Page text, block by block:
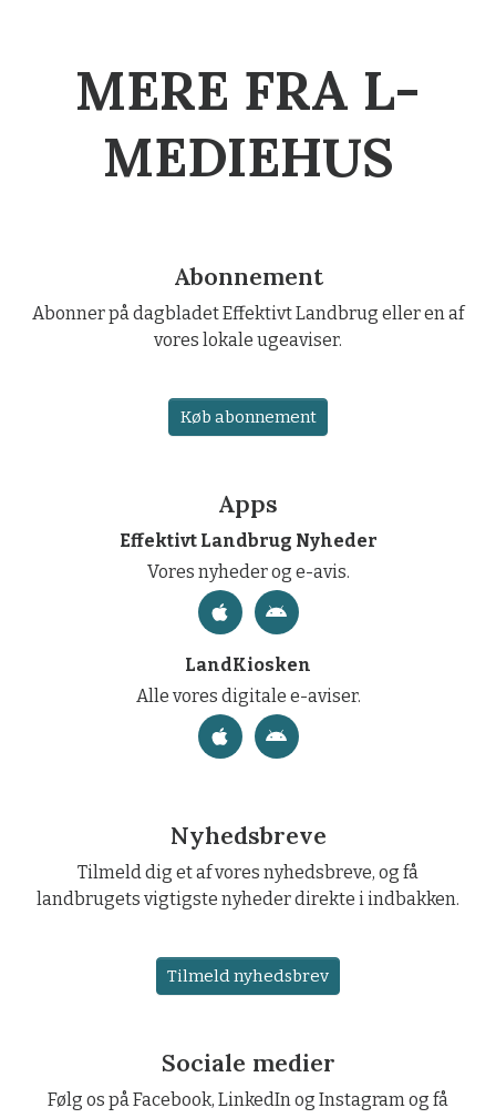
MERE FRA L-
MEDIEHUS
Abonnement
Abonner på dagbladet Effektivt Landbrug eller en af
vores lokale ugeaviser.
Køb abonnement
Apps
Effektivt Landbrug Nyheder
Vores nyheder og e-avis.
LandKiosken
Alle vores digitale e-aviser.
Nyhedsbreve
Tilmeld dig et af vores nyhedsbreve, og få
landbrugets vigtigste nyheder direkte i indbakken.
Tilmeld nyhedsbrev
Sociale medier
Følg os på Facebook, LinkedIn og Instagram og få